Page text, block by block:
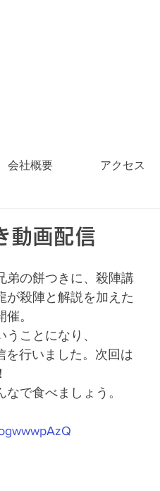
会社概要 アクセス
動画配信
弟の餅つきに、殺陣講
が殺陣と解説を加えた
。
ことになり、
を行いました。次回は
で食べましょう。